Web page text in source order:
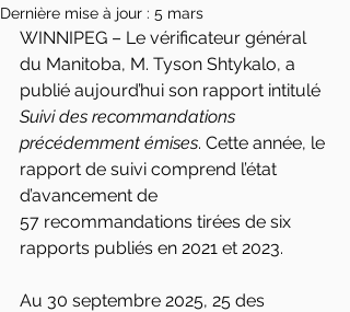
Dernière mise à jour : 5 mars
WINNIPEG – Le vérificateur général
du Manitoba, M. Tyson Shtykalo, a
publié aujourd’hui son rapport intitulé
Suivi des recommandations
précédemment émises. Cette année, le
rapport de suivi comprend l’état
d’avancement de
57 recommandations tirées de six
rapports publiés en 2021 et 2023.
Au 30 septembre 2025, 25 des